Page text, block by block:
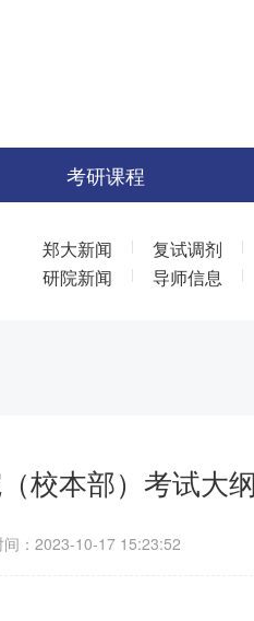
考研课程
郑大新闻 | 复试调剂 |
研院新闻
| 导师信息 |
校本部）考试大纲
间：2023-10-17 15:23:52